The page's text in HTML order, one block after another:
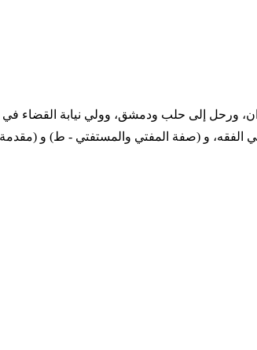
فقيه حنبلي أديب. ولد ونشأ بحران، ورحل إلى حلب ودمشق،
في شستر بيتي (3541) و (الرعاية الصغرى) كلاهما في الفقه، و (صفة